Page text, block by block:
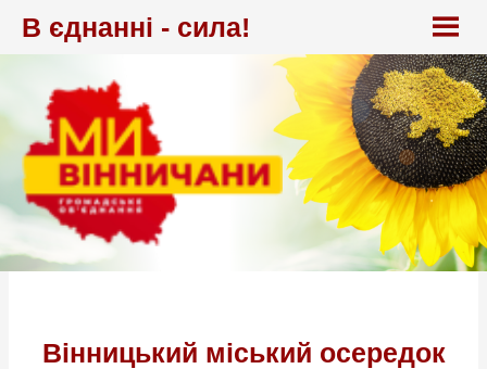
В єднанні - сила!
Вінницький міський осередок